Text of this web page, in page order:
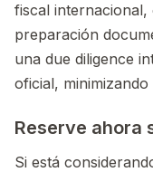
fiscal
preparación
una due diligence
oficial,
Reserve ahora
Si está